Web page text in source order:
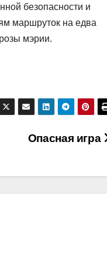
безопасности и
маршруток на едва
мэрии.
Опасная игра